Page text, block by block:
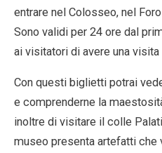
entrare nel Colosseo, nel
Sono validi per 24 ore dal
ai visitatori di avere una
Con questi biglietti potrai
e comprenderne la
inoltre di visitare il colle
museo presenta artefatti che